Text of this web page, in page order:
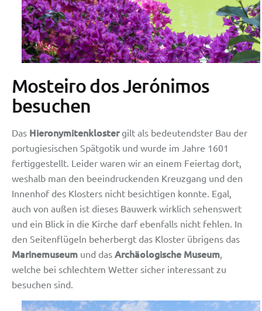
Mosteiro dos Jerónimos
besuchen
Das Hieronymitenklostergilt als bedeutendster Bau der
portugiesischen Spätgotik und wurde im Jahre 1601
fertiggestellt. Leider waren wir an einem Feiertag dort,
weshalb man den beeindruckenden Kreuzgang und den
Innenhof des Klosters nicht besichtigen konnte. Egal,
auch von außen ist dieses Bauwerk wirklich sehenswert
und ein Blick in die Kirche darf ebenfalls nicht fehlen. In
den Seitenflügeln beherbergt das Kloster übrigens das
Marinemuseum und das Archäologische Museum,
welche bei schlechtem Wetter sicher interessant zu
besuchen sind.